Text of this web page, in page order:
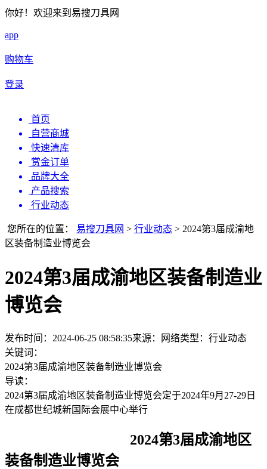
你好！欢迎来到易搜刀具网
app
购物车
登录
首页
自营商城
快速清库
赏金订单
品牌大全
产品搜索
行业动态
您所在的位置： 易搜刀具网 > 行业动态 > 2024第3届成渝地
区装备制造业博览会
2024第3届成渝地区装备制造业
博览会
发布时间：2024-06-25 08:58:35来源：网络类型： 行业动态
关键词：
2024第3届成渝地区装备制造业博览会
导读：
2024第3届成渝地区装备制造业博览会定于2024年9月27-29日
在成都世纪城新国际会展中心举行
2024第3届成渝地区
装备制造业博览会